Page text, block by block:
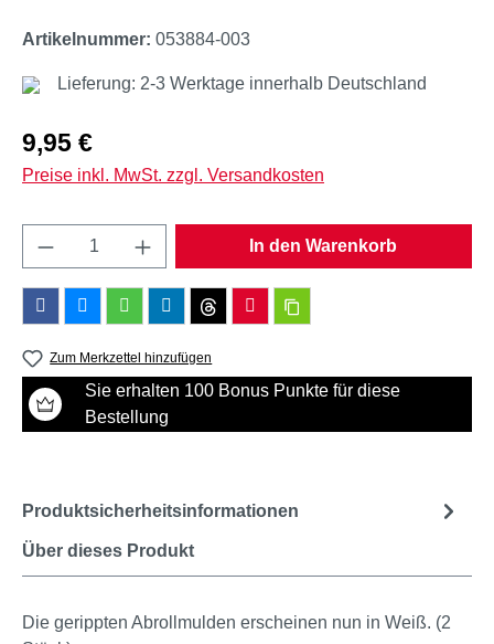
Artikelnummer: 053884-003
Lieferung: 2-3 Werktage innerhalb Deutschland
Regulärer Preis:
9,95 €
Preise inkl. MwSt. zzgl. Versandkosten
Produkt Anzahl: Gib den gewünschten
In den Warenkorb
Zum Merkzettel hinzufügen
Sie erhalten 100 Bonus Punkte für diese
Bestellung
Über dieses Produkt
Produktsicherheitsinformationen
Die gerippten Abrollmulden erscheinen nun in Weiß. (2